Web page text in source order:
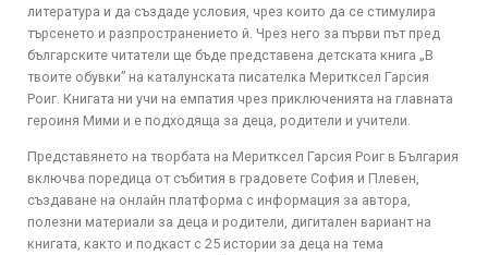
литература и да създаде условия, чрез които да се стимулира
търсенето и разпространението й. Чрез него за първи път пред
българските читатели ще бъде представена детската книга „В
твоите обувки” на каталунската писателка Меритксел Гарсия
Роиг. Книгата ни учи на емпатия чрез приключенията на главната
героиня Мими и е подходяща за деца, родители и учители.
Представянето на творбата на Меритксел Гарсия Роиг в България
включва поредица от събития в градовете София и Плевен,
създаване на онлайн платформа с информация за автора,
полезни материали за деца и родители, дигитален вариант на
книгата, както и подкаст с 25 истории за деца на тема